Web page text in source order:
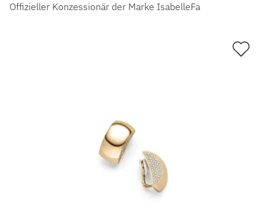
ROLEX CERTIFIED PRE-OWNED
Offizieller Konzessionär der Marke IsabelleFa